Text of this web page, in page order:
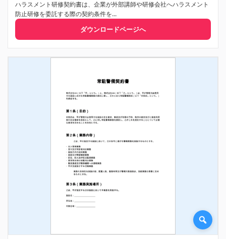
ハラスメント研修契約書は、企業が外部講師や研修会社へハラスメント
防止研修を委託する際の契約条件を...
ダウンロードページへ